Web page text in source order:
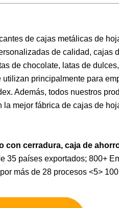
de cajas metálicas de
de calidad, cajas
de chocolate, latas de
principalmente para
Además, todos nuestros
mejor fábrica de cajas de
con cerradura, caja de
35 países exportados; 800+
más de 28 procesos <5>